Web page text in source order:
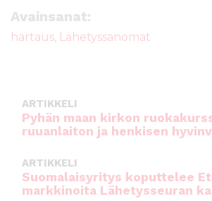
e
b
k
te
r
A
Avainsanat:
hartaus, Lähetyssanomat
ARTIKKELI
Pyhän maan kirkon
ruuanlaiton ja henkisen
ARTIKKELI
Suomalaisyritys koputtelee
markkinoita Lähetysseuran